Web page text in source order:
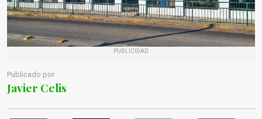
PUBLICIDAD
Publicado por
Javier Celis